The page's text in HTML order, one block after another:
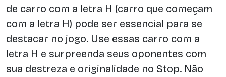
de carro com a letra H (carro que começam
com a letra H) pode ser essencial para se
destacar no jogo. Use essas carro com a
letra H e surpreenda seus oponentes com
sua destreza e originalidade no Stop. Não